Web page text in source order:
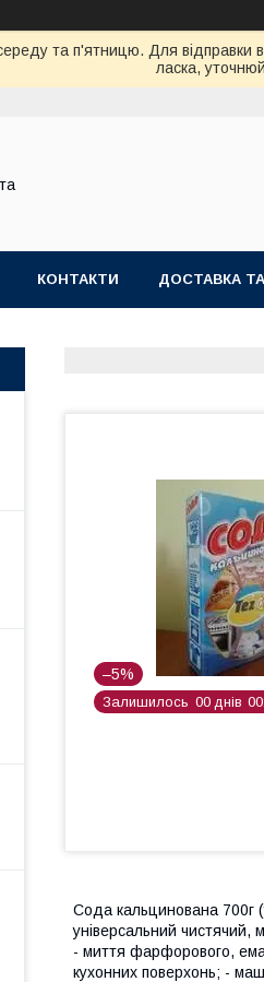
та п'ятницю. Для відправки
ласка,
КОНТАКТИ ДОСТАВКА
–5%
Залишилось 00 днів 00
Сода кальцинована 700г
універсальний
- миття фарфорового,
кухонних поверхонь; -